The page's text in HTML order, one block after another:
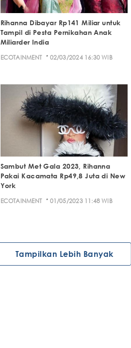
Rihanna Dibayar Rp141 Miliar untuk
Tampil di Pesta Pernikahan Anak
Miliarder India
ECOTAINMENT · 02/03/2024 16:30 WIB
Sambut Met Gala 2023, Rihanna
Pakai Kacamata Rp49,8 Juta di New
York
ECOTAINMENT · 01/05/2023 11:48 WIB
Tampilkan Lebih Banyak